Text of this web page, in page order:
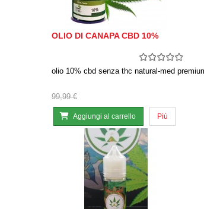
OLIO DI CANAPA CBD 10%
olio 10% cbd senza thc natural-med
99,99 €
Aggiungi al carrello Più